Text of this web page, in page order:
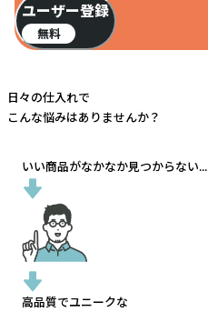
ユーザー登録
無料
日々の仕入れで
こんな悩みはありませんか？
いい商品がなかなか見つからない...
高品質でユニークな